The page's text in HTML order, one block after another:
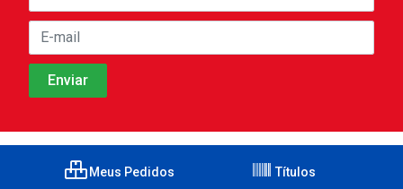
Meus Pedidos Títulos